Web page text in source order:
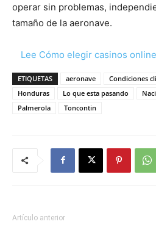
operar sin problemas,
tamaño de la aeronave.
Lee Cómo elegir casinos
ETIQUETAS aeronave Condiciones
Honduras
Lo que esta pasando
Palmerola
Toncontin
Artículo anterior